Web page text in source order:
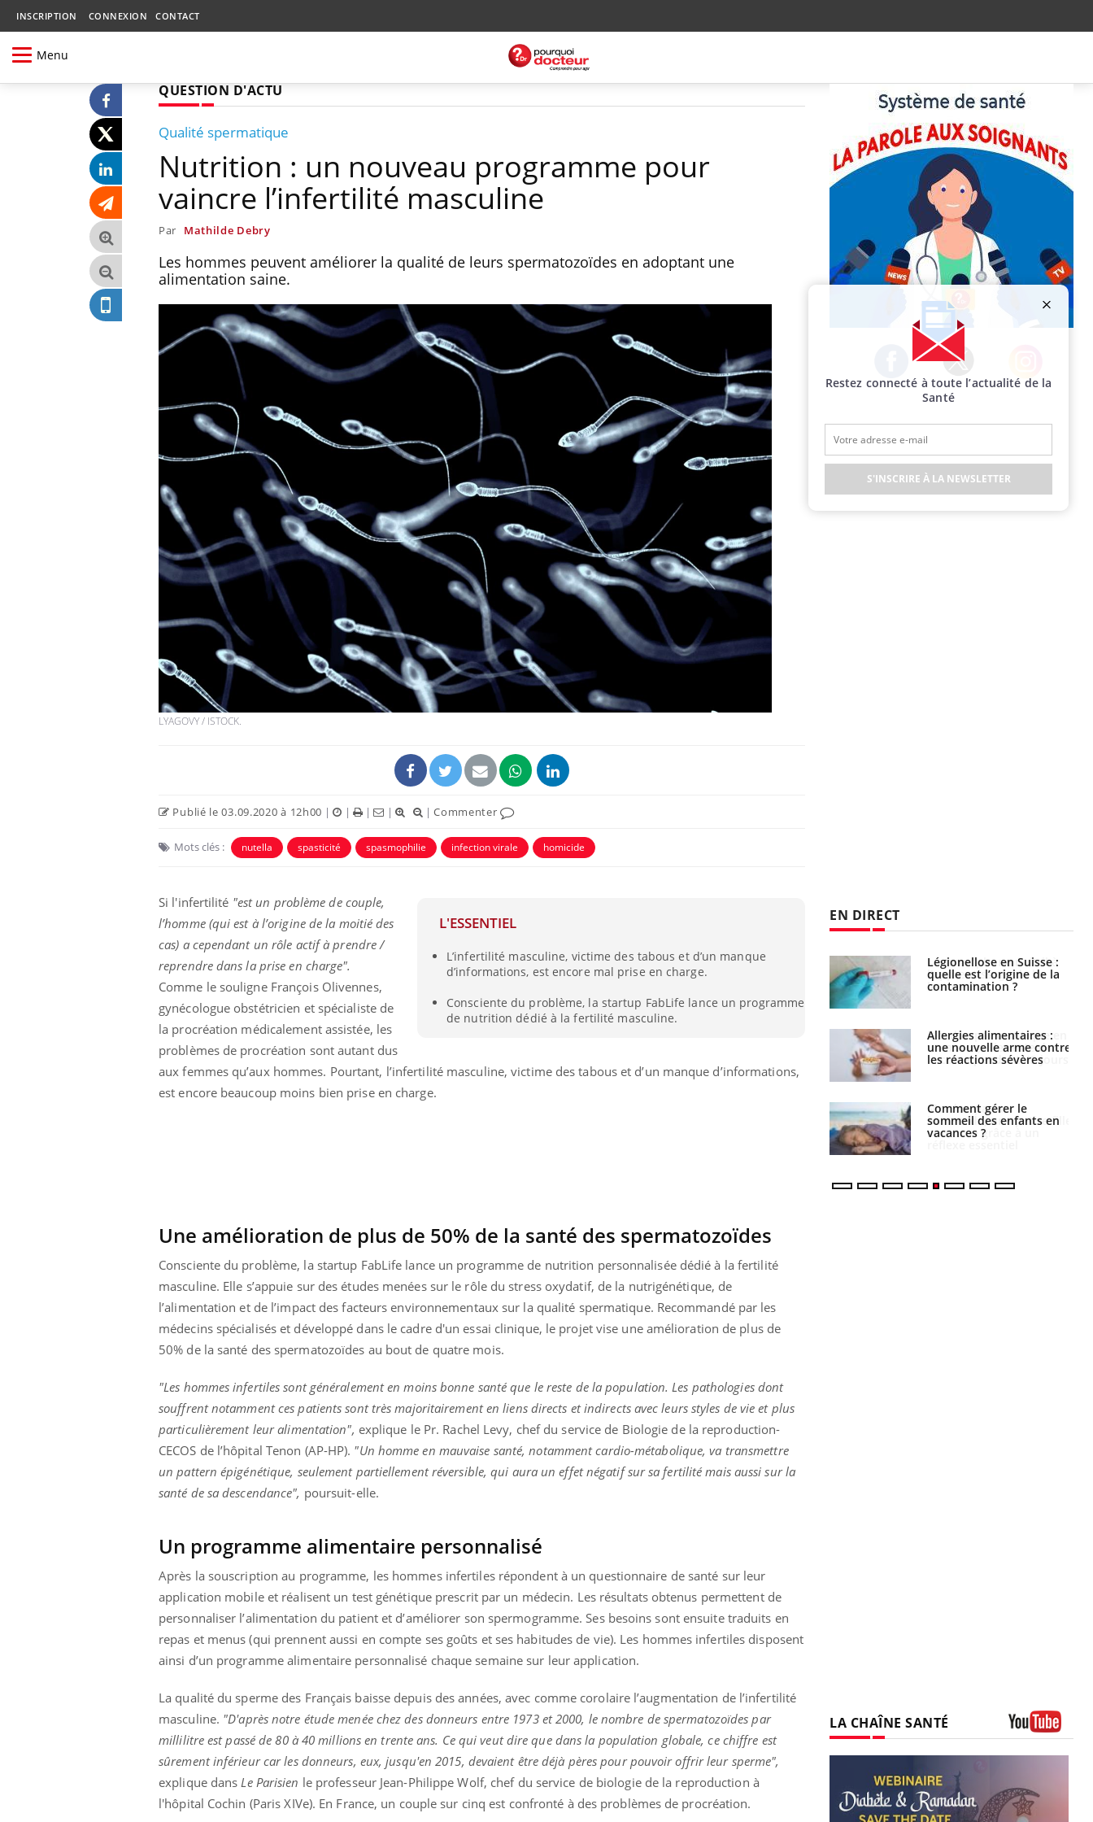
INSCRIPTION CONNEXION CONTACT
Menu
QUESTION D'ACTU
Qualité spermatique
Nutrition : un nouveau programme pour
vaincre l’infertilité masculine
Par Mathilde Debry
Les hommes peuvent améliorer la qualité de leurs spermatozoïdes en adoptant une
alimentation saine.
LYAGOVY / ISTOCK.
Publié le 03.09.2020 à 12h00 | | | | |Commenter
Mots clés : nutella spasticité spasmophilie infection virale homicide
L'ESSENTIEL
L’infertilité masculine, victime des tabous et d’un manque
d’informations, est encore mal prise en charge.
Consciente du problème, la startup FabLife lance un programme
de nutrition dédié à la fertilité masculine.
Si l'infertilité "est un problème de couple,
l’homme (qui est à l’origine de la moitié des
cas) a cependant un rôle actif à prendre /
reprendre dans la prise en charge".
Comme le souligne François Olivennes,
gynécologue obstétricien et spécialiste de
la procréation médicalement assistée, les
problèmes de procréation sont autant dus
aux femmes qu’aux hommes. Pourtant, l’infertilité masculine, victime des tabous et d’un manque d’informations,
est encore beaucoup moins bien prise en charge.
Une amélioration de plus de 50% de la santé des spermatozoïdes
Consciente du problème, la startup FabLife lance un programme de nutrition personnalisée dédié à la fertilité
masculine. Elle s’appuie sur des études menées sur le rôle du stress oxydatif, de la nutrigénétique, de
l’alimentation et de l’impact des facteurs environnementaux sur la qualité spermatique. Recommandé par les
médecins spécialisés et développé dans le cadre d'un essai clinique, le projet vise une amélioration de plus de
50% de la santé des spermatozoïdes au bout de quatre mois.
"Les hommes infertiles sont généralement en moins bonne santé que le reste de la population. Les pathologies dont
souffrent notamment ces patients sont très majoritairement en liens directs et indirects avec leurs styles de vie et plus
particulièrement leur alimentation", explique le Pr. Rachel Levy, chef du service de Biologie de la reproduction-
CECOS de l’hôpital Tenon (AP-HP). "Un homme en mauvaise santé, notamment cardio-métabolique, va transmettre
un pattern épigénétique, seulement partiellement réversible, qui aura un effet négatif sur sa fertilité mais aussi sur la
santé de sa descendance", poursuit-elle.
Un programme alimentaire personnalisé
Après la souscription au programme, les hommes infertiles répondent à un questionnaire de santé sur leur
application mobile et réalisent un test génétique prescrit par un médecin. Les résultats obtenus permettent de
personnaliser l’alimentation du patient et d’améliorer son spermogramme. Ses besoins sont ensuite traduits en
repas et menus (qui prennent aussi en compte ses goûts et ses habitudes de vie). Les hommes infertiles disposent
ainsi d’un programme alimentaire personnalisé chaque semaine sur leur application.
La qualité du sperme des Français baisse depuis des années, avec comme corolaire l’augmentation de l’infertilité
masculine. "D'après notre étude menée chez des donneurs entre 1973 et 2000, le nombre de spermatozoïdes par
millilitre est passé de 80 à 40 millions en trente ans. Ce qui veut dire que dans la population globale, ce chiffre est
sûrement inférieur car les donneurs, eux, jusqu'en 2015, devaient être déjà pères pour pouvoir offrir leur sperme",
explique dansLe Parisien le professeur Jean-Philippe Wolf, chef du service de biologie de la reproduction à
l'hôpital Cochin (Paris XIVe). En France, un couple sur cinq est confronté à des problèmes de procréation.
Facebook Twitter Instagram
EN DIRECT
VIH : la fin du comprimé
tous les jours se profile-t-
elle enfin ?
Pourquoi votre ventre
gâche-t-il les premiers
jours de vos vacances ?
Le Viagra pourrait-il
freiner la propagation du
Le smartphone nuit-il à
l'apprentissage de la
Légionellose en Suisse :
quelle est l’origine de la
contamination ?
Allergies alimentaires :
une nouvelle arme contre
les réactions sévères
Comment gérer le
sommeil des enfants en
vacances ?
LA CHAÎNE SANTÉ
Youtube
Insuline & Charge mentale : et si on
osait en parler??Youtube
Restez connecté à toute l’actualité de la
Santé
S'INSCRIRE À LA NEWSLETTER